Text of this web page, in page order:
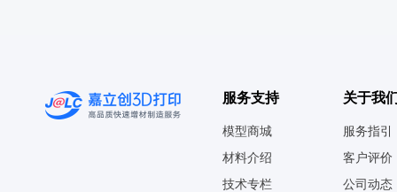
服务支持
模型商城
材料介绍
技术专栏
关于我
服务指引
客户评价
公司动态